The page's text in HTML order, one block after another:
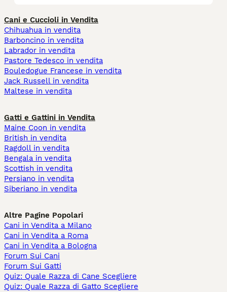
Cani e Cuccioli in Vendita
Chihuahua in vendita
Barboncino in vendita
Labrador in vendita
Pastore Tedesco in vendita
Bouledogue Francese in vendita
Jack Russell in vendita
Maltese in vendita
Gatti e Gattini in Vendita
Maine Coon in vendita
British in vendita
Ragdoll in vendita
Bengala in vendita
Scottish in vendita
Persiano in vendita
Siberiano in vendita
Altre Pagine Popolari
Cani in Vendita a Milano
Cani in Vendita a Roma
Cani in Vendita a Bologna
Forum Sui Cani
Forum Sui Gatti
Quiz: Quale Razza di Cane Scegliere
Quiz: Quale Razza di Gatto Scegliere